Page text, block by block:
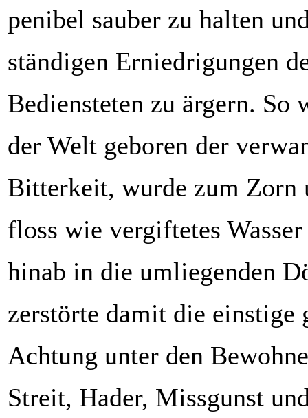
penibel sauber zu halten
ständigen Erniedrigungen
Bediensteten zu ärgern. So
der Welt geboren der
Bitterkeit, wurde zum Zorn
floss wie vergiftetes
hinab in die umliegenden
zerstörte damit die einstige
Achtung unter den
Streit, Hader, Missgunst